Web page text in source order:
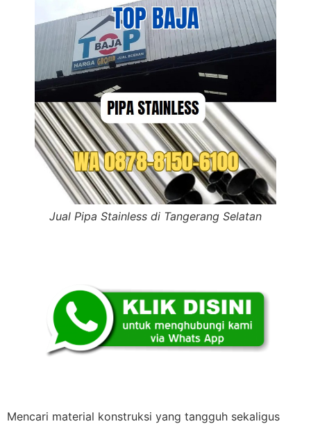
Jual Pipa Stainless di Tangerang Selatan
Mencari material konstruksi yang tangguh sekaligus